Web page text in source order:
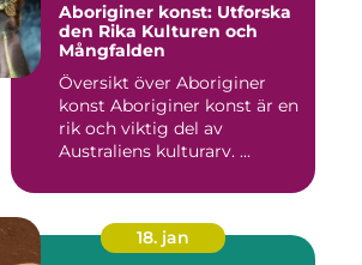
Aboriginer konst: Utforska
den Rika Kulturen och
Mångfalden
Översikt över Aboriginer
konst Aboriginer konst är en
rik och viktig del av
Australiens kulturarv. ...
18. jan